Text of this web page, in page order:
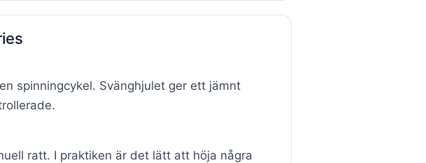
spinningcykel. Svänghjulet ger ett jämnt
ratt. I praktiken är det lätt att höja några